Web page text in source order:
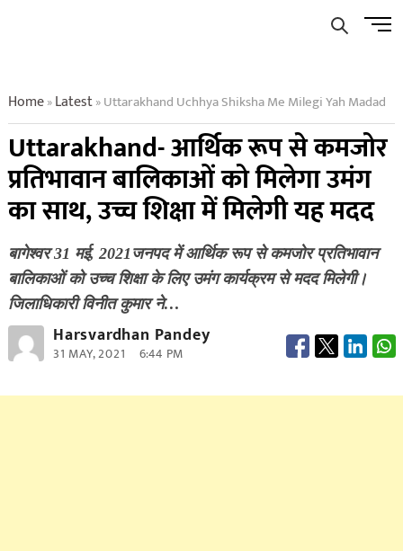
Menu
Home»Latest»Uttarakhand Uchhya Shiksha Me Milegi Yah Madad
Uttarakhand- आर्थिक रूप से कमजोर
प्रतिभावान बालिकाओं को मिलेगा उमंग
का साथ, उच्च​ शिक्षा में मिलेगी यह मदद
बागेश्वर 31 मई, 2021जनपद में आर्थिक रूप से कमजोर प्रतिभावान
बालिकाओं को उच्च​ शिक्षा के लिए उमंग कार्यक्रम से मदद मिलेगी।
जिलाधिकारी विनीत कुमार ने…
Harsvardhan Pandey
31 MAY, 2021 6:44 PM